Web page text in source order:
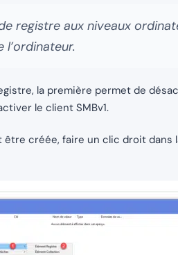
registre aux niveaux
la première permet de
le client SMBv1.
créée, faire un clic droit dans